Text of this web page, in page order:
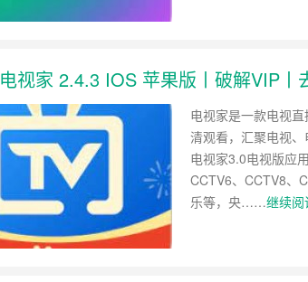
电视家 2.4.3 IOS 苹果版丨破解VIP丨
电视家是一款电视
清观看，汇聚电视
电视家3.0电视版应
CCTV6、CCTV8、
乐等，央……继续阅